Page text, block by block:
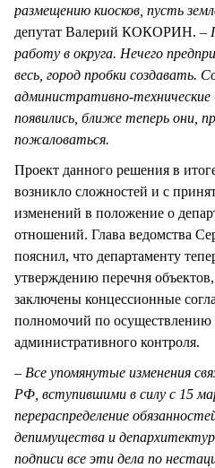
размещению киосков, пусть
депутат Валерий КОКОРИН. –
работу в округа. Нечего
весь, город пробки создавать.
административно-технические
появились, ближе теперь они,
пожаловаться.
Проект данного решения в
возникло сложностей и с
изменений в положение о
отношений. Глава ведомства
пояснил, что департаменту
утверждению перечня
заключены концессионные
полномочий по осуществлению
административного контроля.
– Все упомянутые изменения
РФ, вступившими в силу с 15
перераспределение
депимущества и
подписи все эти дела по